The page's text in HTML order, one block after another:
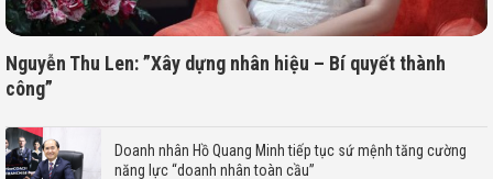
Nguyễn Thu Len: ”Xây dựng nhân hiệu – Bí quyết thành
công”
Doanh nhân Hồ Quang Minh tiếp tục sứ mệnh tăng cường
năng lực “doanh nhân toàn cầu”